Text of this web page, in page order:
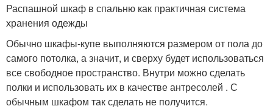
Распашной шкаф в спальню как практичная система
хранения одежды
Обычно шкафы-купе выполняются размером от пола до
самого потолка, а значит, и сверху будет использоваться
все свободное пространство. Внутри можно сделать
полки и использовать их в качестве антресолей . С
обычным шкафом так сделать не получится.